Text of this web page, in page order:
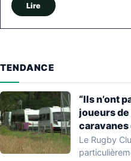
Lire
TENDANCE
“Ils n’ont
joueurs
caravanes
s’installer
délogent
Le Rugby